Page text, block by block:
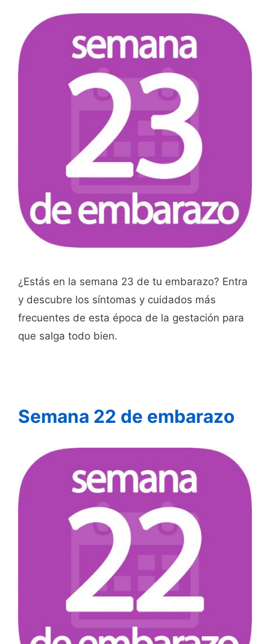
¿Estás en la semana 23 de tu embarazo? Entra
y descubre los síntomas y cuidados más
frecuentes de esta época de la gestación para
que salga todo bien.
Semana 22 de embarazo